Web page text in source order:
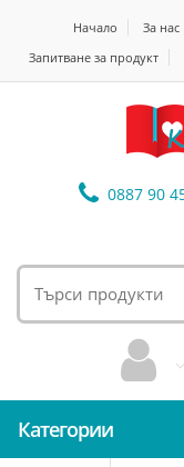
Начало За нас
Запитване за продукт
0887 90
Категории